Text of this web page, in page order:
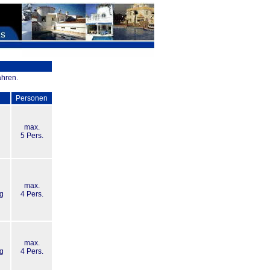
Personen
max.
5 Pers.
max.
4 Pers.
max.
4 Pers.